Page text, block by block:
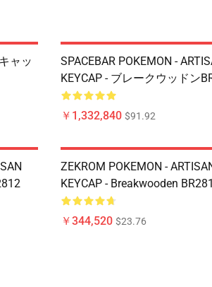
ャッ
SPACEBAR POKEMON -
KEYCAP - ブレークウッドン
￥1,332,840 $91.92
ZEKROM POKEMON -
KEYCAP - Breakwooden
￥344,520 $23.76